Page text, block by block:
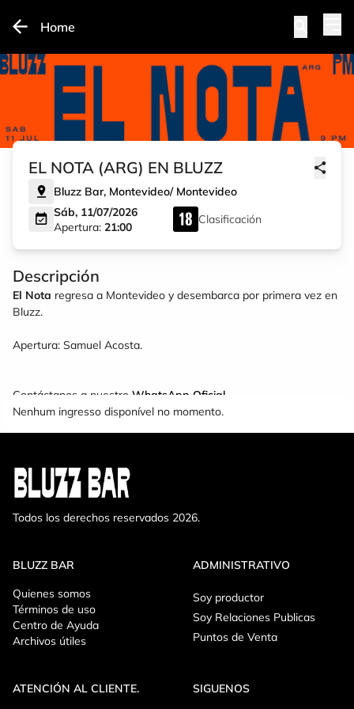
Home
EL NOTA (ARG) EN BLUZZ
Bluzz Bar, Montevideo/ Montevideo
Sáb, 11/07/2026
Apertura: 21:00
Clasificación
Descripción
El Nota regresa a Montevideo y desembarca por primera vez en
Bluzz.
Apertura: Samuel Acosta.
Contáctanos a nuestro WhatsApp Oficial
Nenhum ingresso disponível no momento.
Todos los derechos reservados 2026.
BLUZZ BAR
Quienes somos
Términos de uso
Centro de Ayuda
Archivos útiles
ADMINISTRATIVO
Soy productor
Soy Relaciones Publicas
Puntos de Venta
ATENCIÓN AL CLIENTE. SIGUENOS